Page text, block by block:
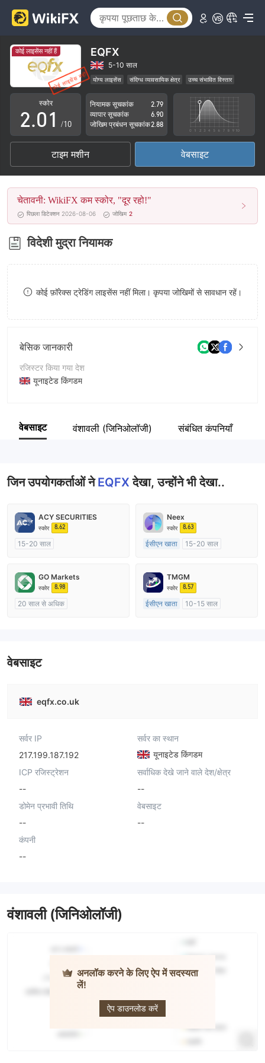
कोई लाइसेंस नहीं हैं EQFX
5-10 साल
योग्य लाइसेंस संदिग्ध व्यावसायिक क्षेत्र उच्च संभावित विस्तार
स्कोर
0
1
2
3
4
5
6
7
8
9
.0
1
2
3
4
5
6
7
0
1
2
3
4
5
6
7
8
/10
नियामक सूचकांक
2.79
व्यापार सूचकांक
6.90
जोखिम प्रबंधन सूचकांक2.88
टाइम मशीन वेबसाइट
चेतावनी: WikiFX कम स्कोर, "दूर रहो!"
पिछला डिटेक्शन 2026-08-06 जोखिम 2
विदेशी मुद्रा नियामक
कोई फ़ॉरेक्स ट्रेडिंग लाइसेंस नहीं मिला। कृपया जोखिमों से सावधान रहें।
बेसिक जानकारी
रजिस्टर किया गया देश
यूनाइटेड किंगडम
कंपनी का नाम
वेबसाइट वंशावली (जिनिओलॉजी) संबंधित कंपनियाँ
जिन उपयोगकर्ताओं नेEQFXदेखा, उन्होंने भी देखा..
ACY SECURITIES
स्कोर 8.62
15-20 साल
मार्केट मेकिंग (एमएम)
मुख्य-लेबल MT4
Neex
स्कोर 8.63
ईसीएन खाता
15-20 साल
मार्केट मेकिंग (एमएम)
मुख्य-लेबल MT4
GO Markets
स्कोर 8.98
20 साल से अधिक
TMGM
स्कोर 8.57
ईसीएन खाता
10-15 साल
वेबसाइट
eqfx.co.uk
सर्वर IP
217.199.187.192
सर्वर का स्थान
यूनाइटेड किंगडम
ICP रजिस्ट्रेशन
--
सर्वाधिक देखे जाने वाले देश/क्षेत्र
--
डोमेन प्रभावी तिथि
--
वेबसाइट
--
कंपनी
--
वंशावली (जिनिओलॉजी)
अनलॉक करने के लिए ऐप में सदस्यता
लें!
ऐप डाउनलोड करें